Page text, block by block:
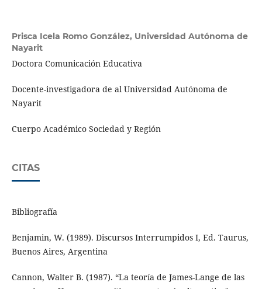
Prisca Icela Romo González, Universidad Autónoma de
Nayarit
Doctora Comunicación Educativa
Docente-investigadora de al Universidad Autónoma de
Nayarit
Cuerpo Académico Sociedad y Región
CITAS
Bibliografía
Benjamin, W. (1989). Discursos Interrumpidos I, Ed. Taurus,
Buenos Aires, Argentina
Cannon, Walter B. (1987). “La teoría de James-Lange de las